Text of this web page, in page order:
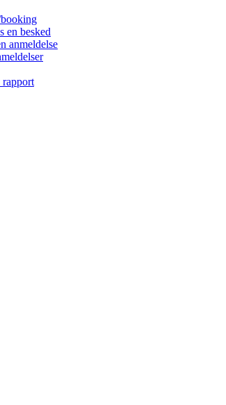
en besked
anmeldelse
rapport